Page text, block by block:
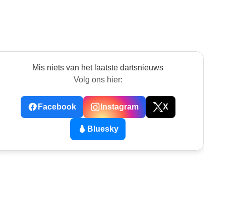
Mis niets van het laatste dartsnieuws
Volg ons hier:
Facebook Instagram X
Bluesky